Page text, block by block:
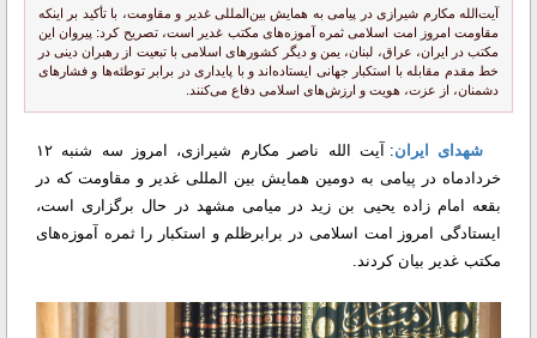
آیت‌الله مکارم شیرازی در پیامی به همایش بین‌المللی غدیر و مقاومت، با تأکید بر اینکه
مقاومت امروز امت اسلامی ثمره آموزه‌های مکتب غدیر است، تصریح کرد: پیروان این
مکتب در ایران، عراق، لبنان، یمن و دیگر کشورهای اسلامی با تبعیت از رهبران دینی در
خط مقدم مقابله با استکبار جهانی ایستاده‌اند و با پایداری در برابر توطئه‌ها و فشارهای
دشمنان، از عزت، هویت و ارزش‌های اسلامی دفاع می‌کنند.
شهدای ایران
: آیت الله ناصر مکارم شیرازی، امروز سه شنبه ۱۲
خردادماه در پیامی به دومین همایش بین المللی غدیر و مقاومت که در
بقعه امام زاده یحیی بن زید در میامی مشهد در حال برگزاری است،
ایستادگی امروز امت اسلامی در برابرظلم و استکبار را ثمره آموزه‌های
مکتب غدیر بیان کردند.